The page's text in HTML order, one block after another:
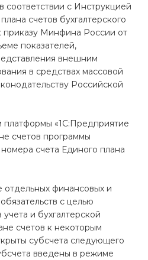
соответствии с Инструкцией
счетов бухгалтерского
Минфина России от
показателей,
внешним
в средствах массовой
Российской
платформы «1С:Предприятие
счетов программы
номера счета Единого плана
отдельных финансовых и
с целью
и бухгалтерской
счетов к некоторым
субсчета следующего
введены в режиме